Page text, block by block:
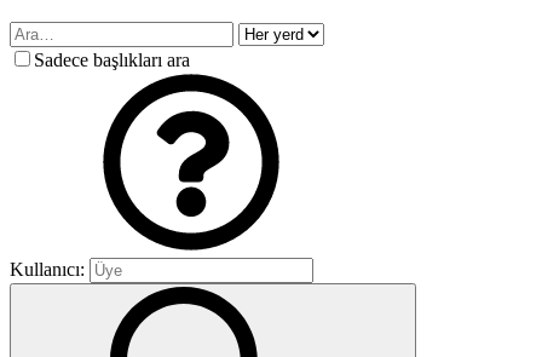
Sadece başlıkları ara
Kullanıcı: